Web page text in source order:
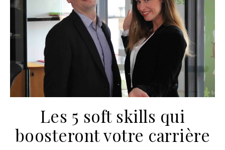
Les 5 soft skills qui
boosteront votre carrière